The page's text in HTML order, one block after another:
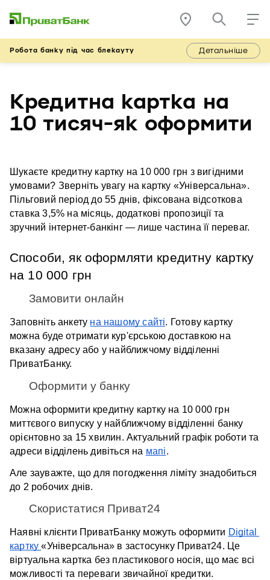
Робота банку під час блекауту Детальніше
Кредитна картка на
10 тисяч-як оформити
Шукаєте кредитну картку на 10 000 грн з вигідними
умовами? Зверніть увагу на картку «Універсальна».
Пільговий період до 55 днів, фіксована відсоткова
ставка 3,5% на місяць, додаткові пропозиції та
зручний інтернет-банкінг — лише частина її переваг.
Способи, як оформляти кредитну картку
на 10 000 грн
Замовити онлайн
Заповніть анкету на нашому сайті. Готову картку
можна буде отримати кур'єрською доставкою на
вказану адресу або у найближчому відділенні
ПриватБанку.
Оформити у банку
Можна оформити кредитну картку на 10 000 грн
миттєвого випуску у найближчому відділенні банку
орієнтовно за 15 хвилин. Актуальний графік роботи та
адреси відділень дивіться на мапі.
Але зауважте, що для погодження ліміту знадобиться
до 2 робочих днів.
Скористатися Приват24
Наявні клієнти ПриватБанку можуть оформити Digital
картку «Універсальна» в застосунку Приват24. Це
віртуальна картка без пластикового носія, що має всі
можливості та переваги звичайної кредитки.